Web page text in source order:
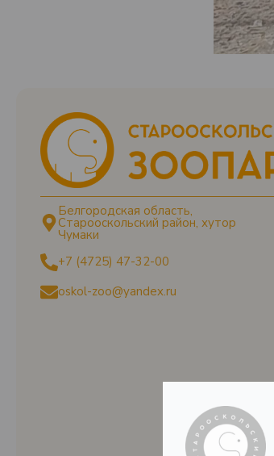
Белгородская область,
Старооскольский район, хутор
Чумаки
+7 (4725) 47-32-00
oskol-zoo@yandex.ru